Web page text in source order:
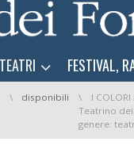
TEATRI FESTIVAL,
disponibili
I COLORI
Teatrino
genere: